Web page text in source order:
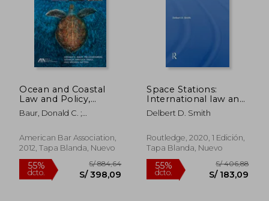
55%
dcto.
S/ 234,20
S/ 105,39
Ocean and Coastal
Law and Policy,
Second Edition (en
Inglés)
Baur, Donald C. ;
Georgia Hancock
American Bar Association,
2012, Tapa Blanda, Nuevo
Space Stations:
International law and
Policy (en Inglés)
Delbert D. Smith
Routledge, 2020, 1 Edición,
Tapa Blanda, Nuevo